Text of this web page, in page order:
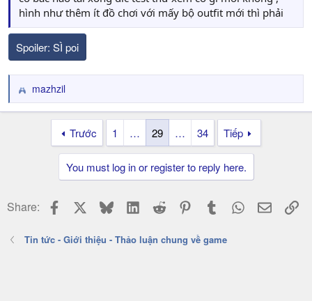
hình như thêm ít đồ chơi với mấy bộ outfit mới thì phải
Spoiler: SÌ poi
R
e
s
:
mazhzil
Trước 1 … 29 … 34 Tiếp
You must log in or register to reply here.
Share: Facebook BlueskyLinkedIn
Reddit PinterestTumblr WhatsApp
Email
Tin tức - Giới thiệu - Thảo luận chung về game